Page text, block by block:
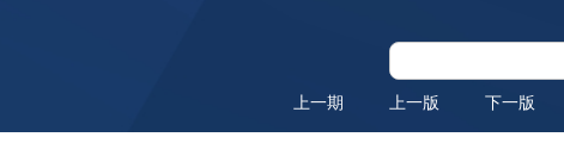
上一期 上一版 下一版